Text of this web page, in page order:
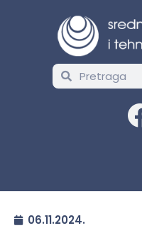
06.11.2024.